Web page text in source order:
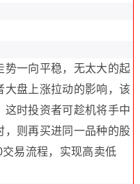
势一向平稳，无太大的起
大盘上涨拉动的影响，该
这时投资者可趁机将手中
，则再买进同一品种的股
易流程，实现高卖低